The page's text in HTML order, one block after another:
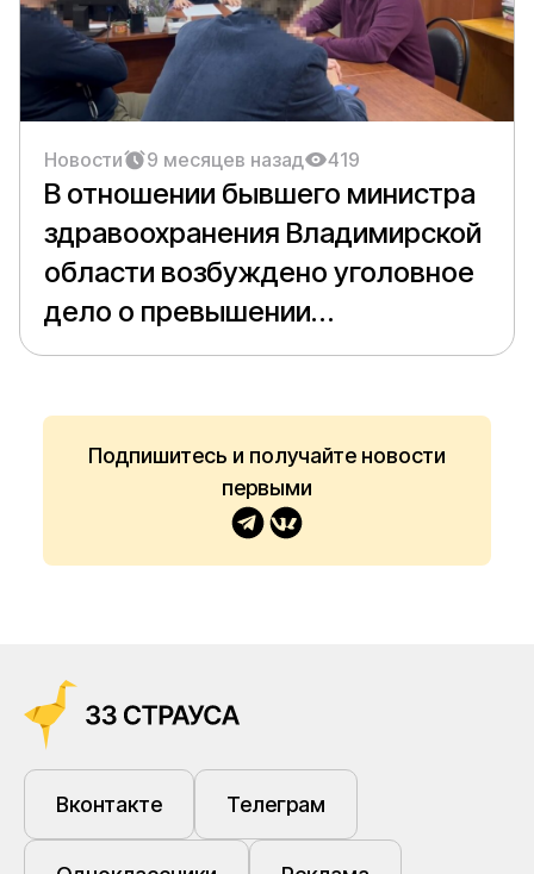
Новости 9 месяцев назад 419
В отношении бывшего министра
здравоохранения Владимирской
области возбуждено уголовное
дело о превышении
должностных полномочий при
медицинского оборудования
Подпишитесь и получайте новости
первыми
Вконтакте Телеграм